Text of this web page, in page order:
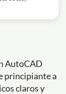
AutoCAD
principiante a
claros y